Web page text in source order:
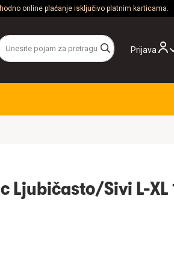
online plaćanje isključivo platnim karticama.
Prijava
Ljubičasto/Sivi L-XL